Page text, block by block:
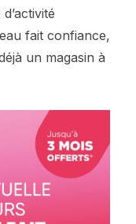
fait confiance,
un magasin à